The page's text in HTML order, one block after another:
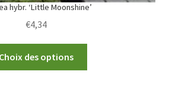
hybr. ‘Little Moonshine’
€4,34
Choix des options